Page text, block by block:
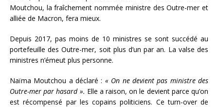
Moutchou, la fraîchement nommée ministre des Outre-mer et
alliée de Macron, fera mieux.
Depuis 2017, pas moins de 10 ministres se sont succédé au
portefeuille des Outre-mer, soit plus d’un par an. La valse des
ministres n’émeut plus personne.
Naïma Moutchou a déclaré : « On ne devient pas ministre des
Outre-mer par hasard ». Elle a raison, on le devient parce qu’on
est récompensé par les copains politiciens. Ce turn-over de